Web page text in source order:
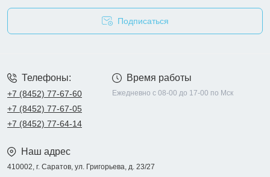
Подписаться
Телефоны:
+7 (8452) 77-67-60
+7 (8452) 77-67-05
+7 (8452) 77-64-14
Время работы
Ежедневно с 08-00 до 17-00 по Мск
Наш адрес
410002, г. Саратов, ул. Григорьева, д. 23/27